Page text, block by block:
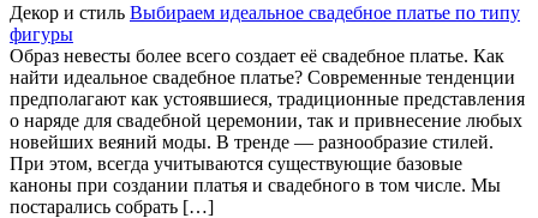
Декор и стиль Выбираем идеальное свадебное платье по типу
фигуры
Образ невесты более всего создает её свадебное платье. Как
найти идеальное свадебное платье? Современные тенденции
предполагают как устоявшиеся, традиционные представления
о наряде для свадебной церемонии, так и привнесение любых
новейших веяний моды. В тренде — разнообразие стилей.
При этом, всегда учитываются существующие базовые
каноны при создании платья и свадебного в том числе. Мы
постарались собрать […]